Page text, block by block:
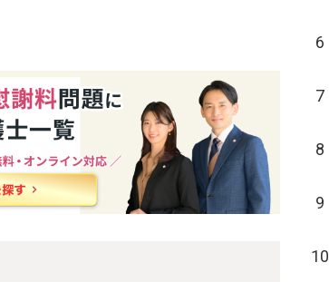
6
7
8
9
10